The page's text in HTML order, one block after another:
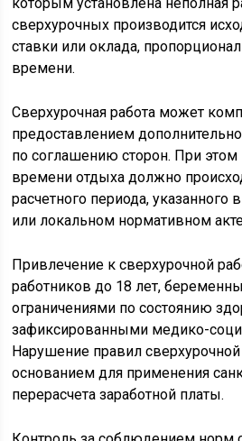
сверхурочных производится
ставки или оклада,
времени.
Сверхурочная работа может
предоставлением
по соглашению сторон. При этом
времени отдыха должно
расчетного периода, указанного
или локальном нормативном
Привлечение к сверхурочной
работников до 18 лет,
ограничениями по состоянию
зафиксированными медико-
Нарушение правил
основанием для применения
перерасчета заработной платы.